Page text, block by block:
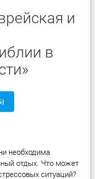
и
в
необходима
отдых. Что может
ситуаций?